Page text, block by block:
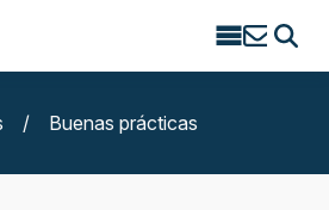
Search
/ Buenas prácticas